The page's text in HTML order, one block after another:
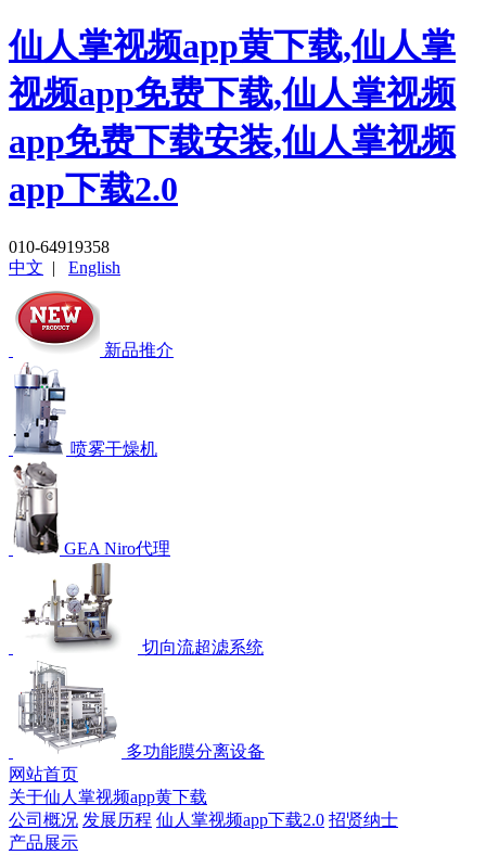
仙人掌视频app黄下载,仙人掌
视频app免费下载,仙人掌视频
app免费下载安装,仙人掌视频
app下载2.0
010-64919358
中文 | English
新品推介
喷雾干燥机
GEA Niro代理
切向流超滤系统
多功能膜分离设备
网站首页
关于仙人掌视频app黄下载
公司概况 发展历程 仙人掌视频app下载2.0 招贤纳士
产品展示